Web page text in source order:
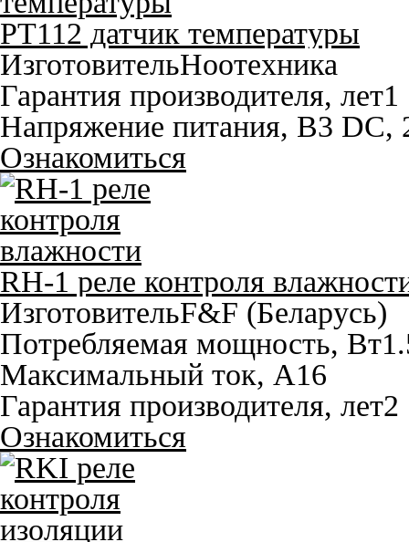
PT112 датчик температуры
ИзготовительНоотехника
Гарантия производителя, лет1
Напряжение питания, В3 DC,
Ознакомиться
RH-1 реле контроля
ИзготовительF&F (Беларусь)
Потребляемая мощность, Вт
Максимальный ток, A16
Гарантия производителя, лет2
Ознакомиться